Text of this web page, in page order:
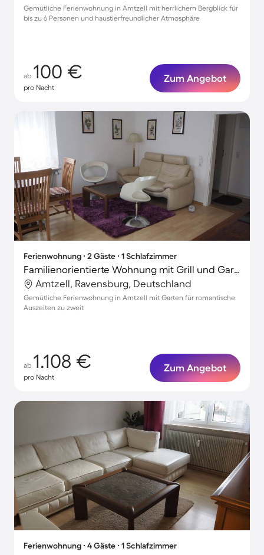
Gemütliche Ferienwohnung in Amtzell mit herrlichem Bergblick für
bis zu 6 Personen und haustierfreundlicher Atmosphäre
ab 100 €
pro Nacht
Zum Angebot
Ferienwohnung ∙ 2 Gäste ∙ 1 Schlafzimmer
Familienorientierte Wohnung mit Grill und Garten
Amtzell, Ravensburg, Deutschland
Gemütliche Ferienwohnung in Amtzell mit Garten für romantische
Auszeiten zu zweit
ab 1.108 €
pro Nacht
Zum Angebot
Ferienwohnung ∙ 4 Gäste ∙ 1 Schlafzimmer